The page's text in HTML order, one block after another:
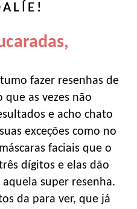
fazer resenhas de
que as vezes não
e acho chato
exceções como no
faciais que o
dígitos e elas dão
super resenha.
da para ver, que já